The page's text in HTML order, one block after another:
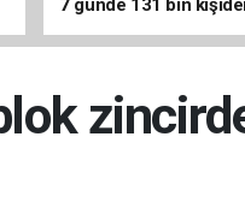
7 günde 131 bin
liralık destek